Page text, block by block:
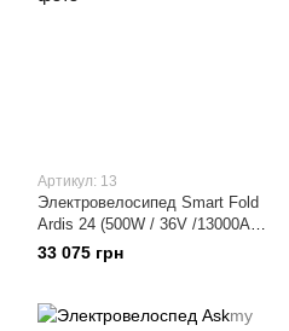
Артикул: 13
Электровелосипед Smart Fold
Ardis 24 (500W / 36V /13000Ah /
35 км/час)
33 075 грн